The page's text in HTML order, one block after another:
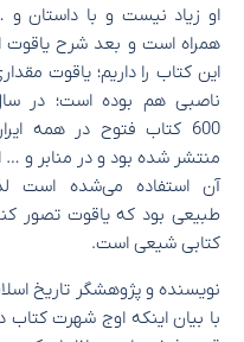
او زیاد نیست و با داستان و
همراه است و بعد شرح یاقوت
این کتاب را داریم؛ یاقوت
ناصبی هم بوده است؛ در
600 کتاب فتوح در همه
منتشر شده بود و در منابر و …
آن استفاده می‌شده است
طبیعی بود که یاقوت تصور
کتابی شیعی است.
نویسنده و پژوهشگر تاریخ
با بیان اینکه اوج شهرت کتاب